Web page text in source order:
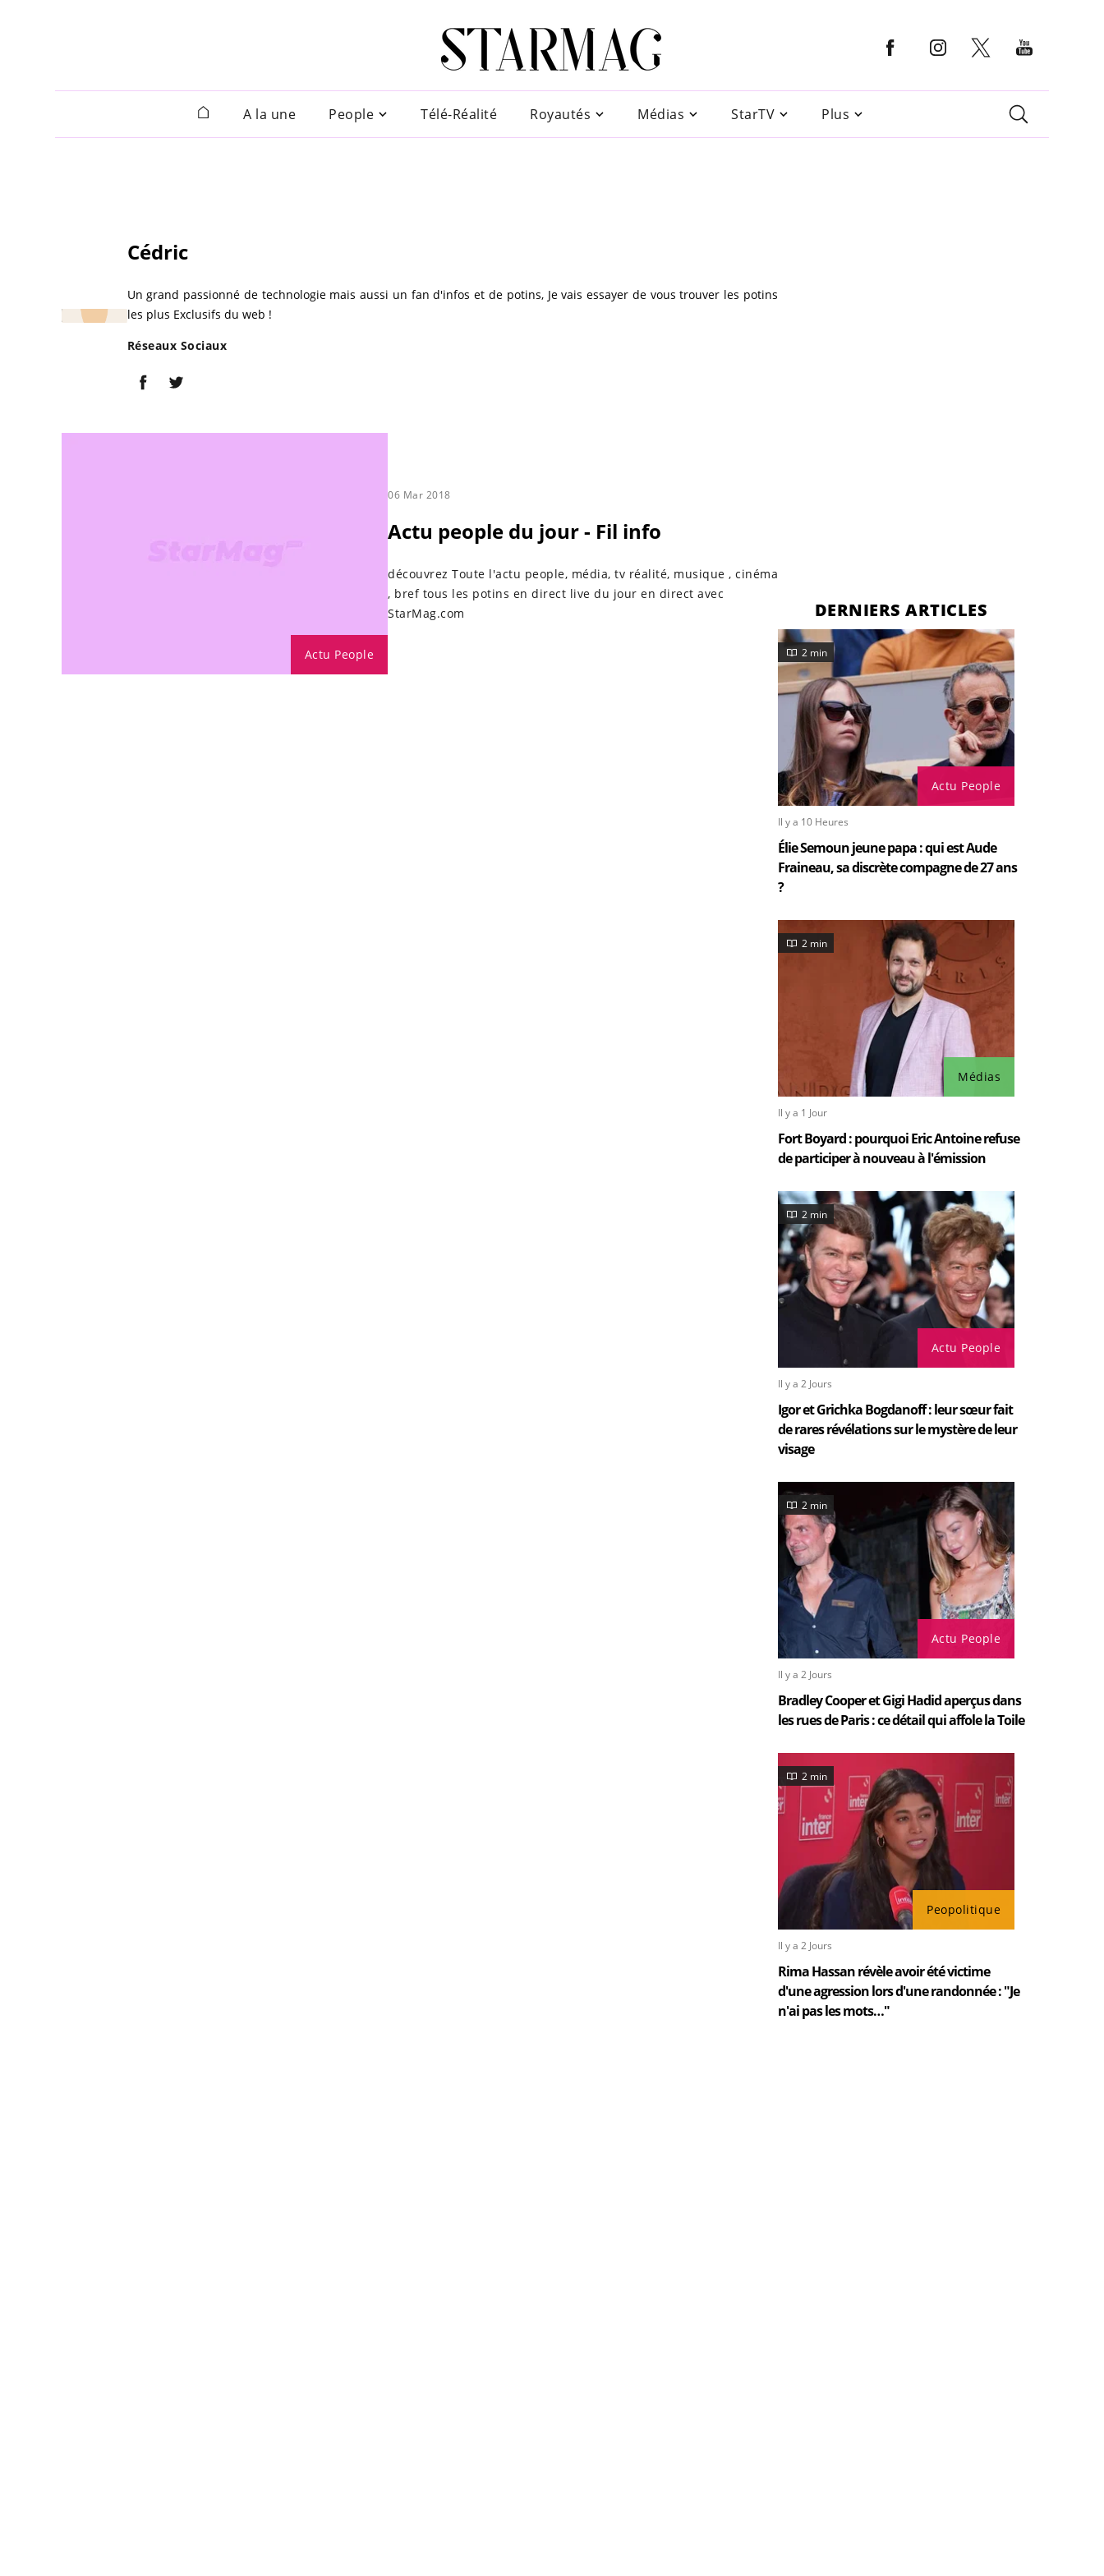
A la une People Télé-Réalité Royautés Médias StarTV Plus
Cédric
Un grand passionné de technologie mais aussi un fan d'infos et de potins, Je vais essayer de vous trouver les potins
les plus Exclusifs du web !
Réseaux Sociaux
Actu People
06 Mar 2018
Actu people du jour - Fil info
découvrez Toute l'actu people, média, tv réalité, musique , cinéma
, bref tous les potins en direct live du jour en direct avec
StarMag.com
DERNIERS ARTICLES
Actu People
2 min
Il y a 10 Heures
Élie Semoun jeune papa : qui est Aude
Fraineau, sa discrète compagne de 27 ans
?
Médias
2 min
Il y a 1 Jour
Fort Boyard : pourquoi Eric Antoine refuse
de participer à nouveau à l'émission
Actu People
2 min
Il y a 2 Jours
Igor et Grichka Bogdanoff : leur sœur fait
de rares révélations sur le mystère de leur
visage
Actu People
2 min
Il y a 2 Jours
Bradley Cooper et Gigi Hadid aperçus dans
les rues de Paris : ce détail qui affole la Toile
Peopolitique
2 min
Il y a 2 Jours
Rima Hassan révèle avoir été victime
d'une agression lors d'une randonnée : "Je
n'ai pas les mots…"